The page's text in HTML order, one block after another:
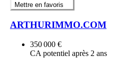
Mettre en favoris
ARTHURIMMO.COM
350 000 €
CA potentiel après 2 ans